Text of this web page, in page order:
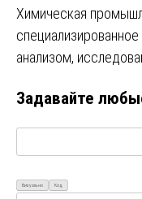
Химическая
анализом,
Задавайте
Визуально Код